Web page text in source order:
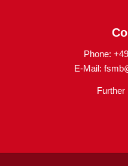
Phone:
E-Mail:
Further